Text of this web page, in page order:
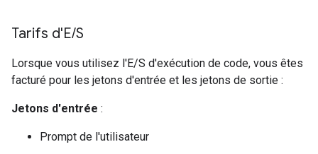
Tarifs d'E/S
Lorsque vous utilisez l'E/S d'exécution de code, vous êtes
facturé pour les jetons d'entrée et les jetons de sortie :
Jetons d'entrée :
Prompt de l'utilisateur